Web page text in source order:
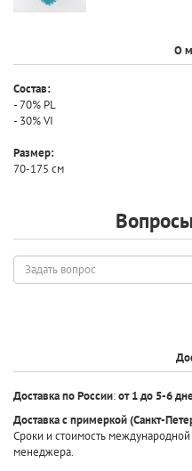
О
Состав:
- 70% PL
- 30% VI
Размер:
70-175 см
Задать
вопрос
Доставка по России:от 1 до 5-6
Доставка с примеркой(Санкт-
Сроки и стоимость
менеджера.